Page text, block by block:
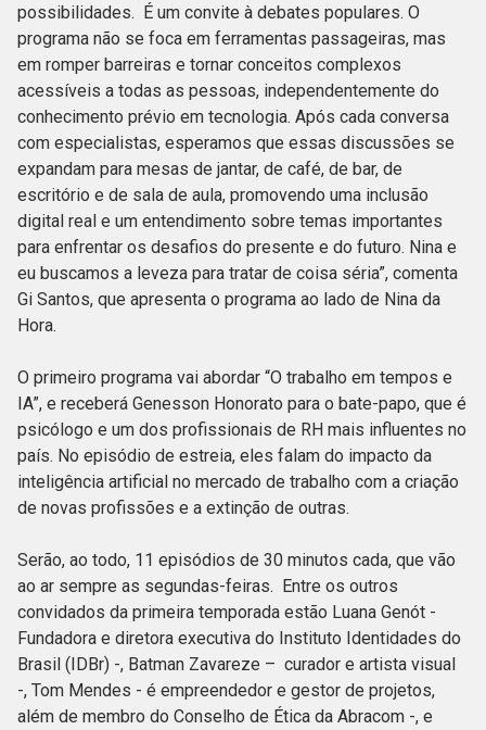
possibilidades. É um convite à debates populares. O
programa não se foca em ferramentas passageiras, mas
em romper barreiras e tornar conceitos complexos
acessíveis a todas as pessoas, independentemente do
conhecimento prévio em tecnologia. Após cada conversa
com especialistas, esperamos que essas discussões se
expandam para mesas de jantar, de café, de bar, de
escritório e de sala de aula, promovendo uma inclusão
digital real e um entendimento sobre temas importantes
para enfrentar os desafios do presente e do futuro. Nina e
eu buscamos a leveza para tratar de coisa séria”, comenta
Gi Santos, que apresenta o programa ao lado de Nina da
Hora.
O primeiro programa vai abordar “O trabalho em tempos e
IA”, e receberá Genesson Honorato para o bate-papo, que é
psicólogo e um dos profissionais de RH mais influentes no
país. No episódio de estreia, eles falam do impacto da
inteligência artificial no mercado de trabalho com a criação
de novas profissões e a extinção de outras.
Serão, ao todo, 11 episódios de 30 minutos cada, que vão
ao ar sempre as segundas-feiras. Entre os outros
convidados da primeira temporada estão Luana Genót -
Fundadora e diretora executiva do Instituto Identidades do
Brasil (IDBr) -, Batman Zavareze – curador e artista visual
-, Tom Mendes - é empreendedor e gestor de projetos,
além de membro do Conselho de Ética da Abracom -, e